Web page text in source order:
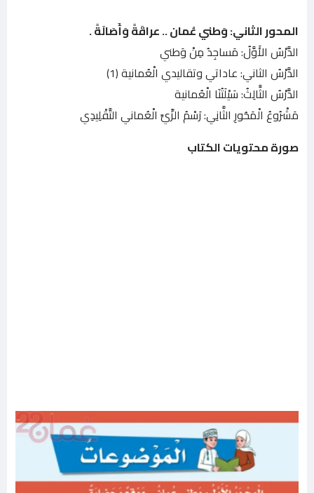
المحور الثاني: وَطني عُمان .. عراقَةً وَأَصَالَةً .
الدَّرْسُ الأَوَّلُ: مَساجِدُ مِنْ وَطني
الدَّرْسُ الثاني: عاداتي وتقاليدي الْعُمانية (1)
الدَّرْسُ الثَّالِثُ: سَيْلَتُنَا الْعُمانية
مَشْرُوعُ الْمَحُورِ الثَّانِي: رَسْمُ الزِّيِّ الْعُماني التَّقْلِيدِي
صورة محتويات الكتاب